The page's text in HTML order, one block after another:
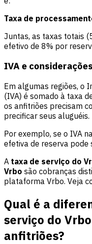
Taxa de
Juntas, as taxas totais
efetivo de 8% por
IVA e
Em algumas regiões, o
(IVA) é somado à taxa
os anfitriões precisam
precificar seus aluguéis.
Por exemplo, se o IVA
efetiva de reserva pode
A taxa de serviço do
Vrbo são cobranças
plataforma Vrbo. Veja
Qual é a
serviço do
anfitriões?